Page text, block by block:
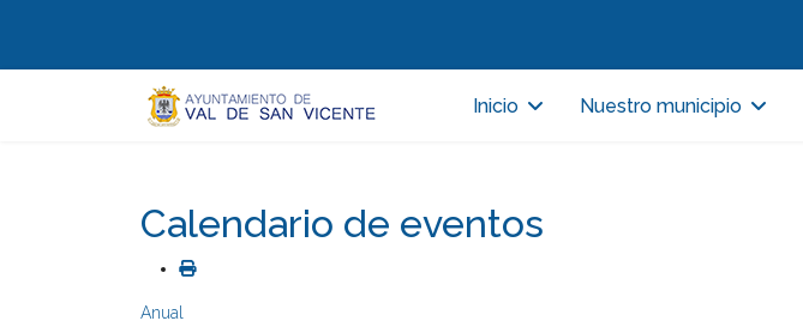
Inicio Nuestro municipio
Calendario de eventos
Anual